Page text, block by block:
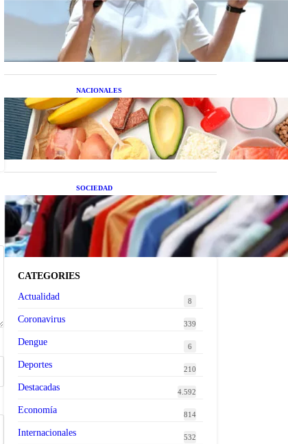
La startup creada por una
salteña que busca resolver el
estrés financiero en
Latinoamérica
NACIONALES
Nutrición inteligente: Cinco
superalimentos de temporada
que deberías sumar a tu dieta
este mes
SOCIEDAD
Las grandes marcas globales
se suman a la tendencia de la
ropa de segunda mano
premium
CATEGORIES
Actualidad
8
Coronavirus 339
Dengue 6
Deportes 210
Destacadas 4.592
Economía 814
Internacionales 532